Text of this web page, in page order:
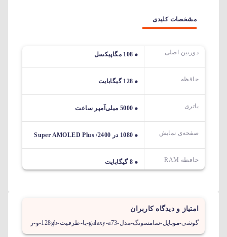
مشخصات کلیدی
دوربین اصلی 108 مگاپیکسل
حافظه 128 گیگابایت
باتری 5000 میلی‌آمپر ساعت
صفحه‌ی نمایش 1080 در 2400/ Super AMOLED Plus
حافظه RAM 8 گیگابایت
امتیاز و دیدگاه کاربران
گوشی-موبایل-سامسونگ-مدل-galaxy-a73-با-ظرفیت-128gb-و-ر